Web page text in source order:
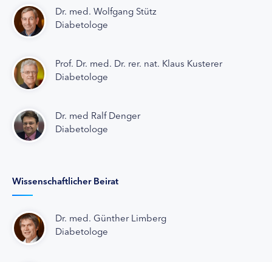
Dr. med. Wolfgang Stütz
Diabetologe
Prof. Dr. med. Dr. rer. nat. Klaus Kusterer
Diabetologe
Dr. med Ralf Denger
Diabetologe
Wissenschaftlicher Beirat
Dr. med. Günther Limberg
Diabetologe